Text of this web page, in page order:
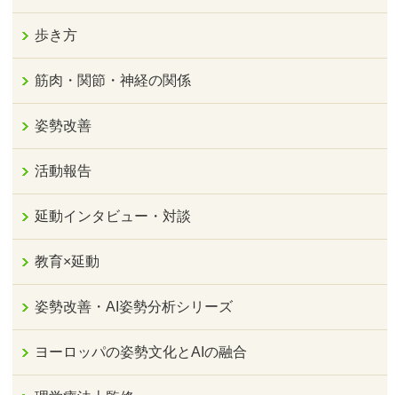
歩き方
筋肉・関節・神経の関係
姿勢改善
活動報告
延動インタビュー・対談
教育×延動
姿勢改善・AI姿勢分析シリーズ
ヨーロッパの姿勢文化とAIの融合